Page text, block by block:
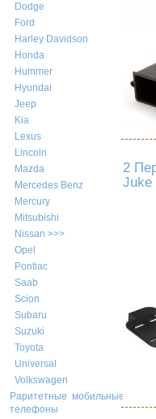
Dodge
Ford
Harley Davidson
Honda
Hummer
Hyundai
Jeep
Kia
Lexus
Lincoln
Mazda
Mercedes Benz
Mercury
Mitsubishi
Nissan >>>
Opel
Pontiac
Saab
Scion
Subaru
Suzuki
Toyota
Universal
Volkswagen
Раритетные мобильные
телефоны
2
Juke